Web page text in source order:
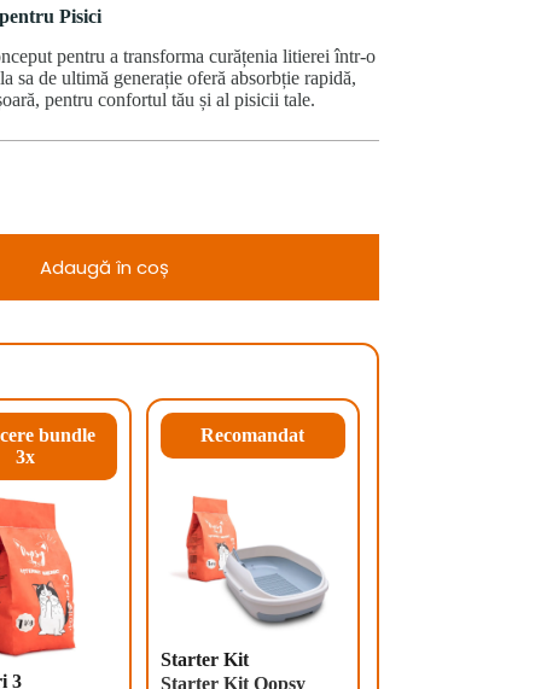
Pisici
pentru a transforma curățenia litierei într-o
sa de ultimă generație oferă absorbție rapidă,
pentru confortul tău și al pisicii tale.
Adaugă în coș
bundle
3x
3
Recomandat
Starter Kit
Starter Kit Oopsy